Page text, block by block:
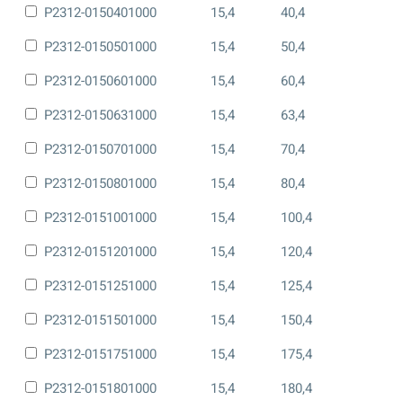
P2312-0150401000 15,4
40,4
P2312-0150501000
15,4
50,4
P2312-0150601000
15,4
60,4
P2312-0150631000
15,4
63,4
P2312-0150701000
15,4
70,4
P2312-0150801000
15,4
80,4
P2312-0151001000
15,4
100,4
P2312-0151201000
15,4
120,4
P2312-0151251000
15,4
125,4
P2312-0151501000
15,4
150,4
P2312-0151751000
15,4
175,4
P2312-0151801000
15,4
180,4